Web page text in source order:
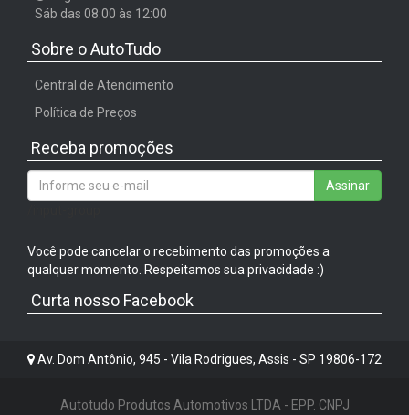
Sáb das 08:00 às 12:00
Sobre o AutoTudo
Central de Atendimento
Política de Preços
Receba promoções
Assinar
Você pode cancelar o recebimento das promoções a
qualquer momento. Respeitamos sua privacidade :)
Curta nosso Facebook
Av. Dom Antônio, 945 - Vila Rodrigues, Assis - SP 19806-172
Autotudo Produtos Automotivos LTDA - EPP. CNPJ